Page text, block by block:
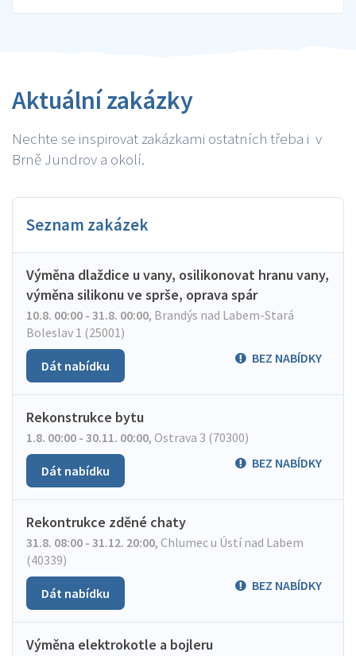
Aktuální zakázky
Nechte se inspirovat zakázkami ostatních třeba i v
Brně Jundrov a okolí.
Seznam zakázek
Výměna dlaždice u vany, osilikonovat hranu vany,
výměna silikonu ve sprše, oprava spár
10.8. 00:00 - 31.8. 00:00, Brandýs nad Labem-Stará
Boleslav 1 (25001)
BEZ NABÍDKY
Dát nabídku
Rekonstrukce bytu
1.8. 00:00 - 30.11. 00:00, Ostrava 3 (70300)
BEZ NABÍDKY
Dát nabídku
Rekontrukce zděné chaty
31.8. 08:00 - 31.12. 20:00, Chlumec u Ústí nad Labem
(40339)
BEZ NABÍDKY
Dát nabídku
Výměna elektrokotle a bojleru